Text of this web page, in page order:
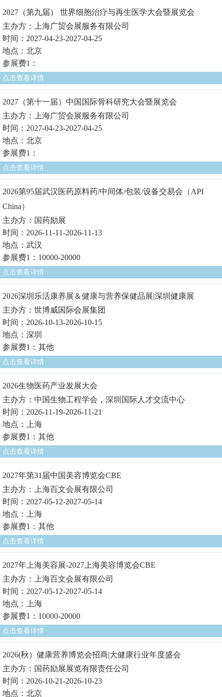
2027（第九届） 世界细胞治疗与再生医学大会暨展览会
主办方：上海广贸会展服务有限公司
时间：2027-04-23-2027-04-25
地点：北京
参展费1：
点击查看详情
2027（第十一届）中国国际骨科研究大会暨展览会
主办方：上海广贸会展服务有限公司
时间：2027-04-23-2027-04-25
地点：北京
参展费1：
点击查看详情
2026第95届武汉医药原料药/中间体/包装/设备交易会（API
China）
主办方：国药励展
时间：2026-11-11-2026-11-13
地点：武汉
参展费1：10000-20000
点击查看详情
2026深圳乐活康养展＆健康与营养保健品展|深圳健康展
主办方：世博威国际会展集团
时间：2026-10-13-2026-10-15
地点：深圳
参展费1：其他
点击查看详情
2026生物医药产业发展大会
主办方：中国生物工程学会，深圳国际人才交流中心
时间：2026-11-19-2026-11-21
地点：上海
参展费1：其他
点击查看详情
2027年第31届中国美容博览会CBE
主办方：上海百文会展有限公司
时间：2027-05-12-2027-05-14
地点：上海
参展费1：其他
点击查看详情
2027年上海美容展-2027上海美容博览会CBE
主办方：上海百文会展有限公司
时间：2027-05-12-2027-05-14
地点：上海
参展费1：10000-20000
点击查看详情
2026(秋）健康营养博览会招商|大健康行业年度盛会
主办方：国药励展展览有限责任公司
时间：2026-10-21-2026-10-23
地点：北京